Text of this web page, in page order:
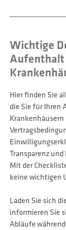
Wichtige
Aufenthalt
Hier finden Sie
die Sie für Ihren
Transparenz
Mit der
keine wichtigen
Laden Sie sich
informieren Sie
Abläufe